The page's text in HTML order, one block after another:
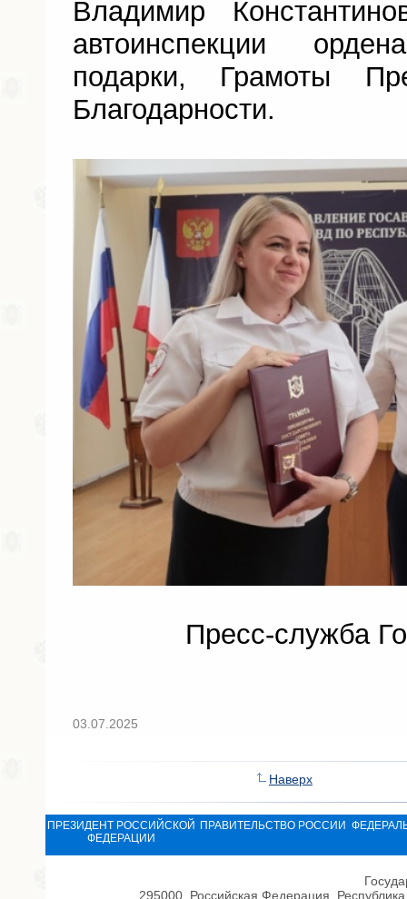
Владимир
автоинспекции
подарки, Грамоты
Благодарности.
Пресс-служба
03.07.2025
Наверх
ПРЕЗИДЕНТ РОССИЙСКОЙ
ФЕДЕРАЦИИ
ПРАВИТЕЛЬСТВО РОССИИ
295000, Российская Федерация,